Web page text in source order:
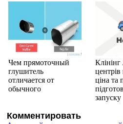
Чем прямоточный
глушитель
отличается от
обычного
Клінінг
ціна та
запуску
Комментировать